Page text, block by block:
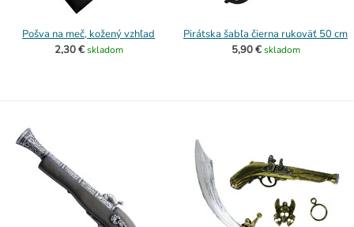
Pošva na meč, kožený vzhľad
2,30 € skladom
Pirátska šabľa čierna rukoväť 50 cm
5,90 € skladom